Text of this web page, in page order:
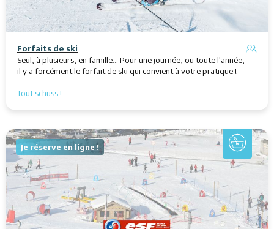
Forfaits de ski
Seul, à plusieurs, en famille... Pour une journée, ou toute l'année,
il y a forcément le forfait de ski qui convient à votre pratique !
Tout schuss !
Je réserve en ligne !